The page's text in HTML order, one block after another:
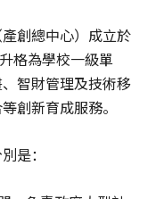
創總中心）成立於
格為學校一級單
智財管理及技術移
創新育成服務。
是：